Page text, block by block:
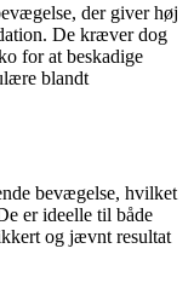
der giver høj
De kræver dog
for at beskadige
blandt
bevægelse, hvilket
er ideelle til både
og jævnt resultat